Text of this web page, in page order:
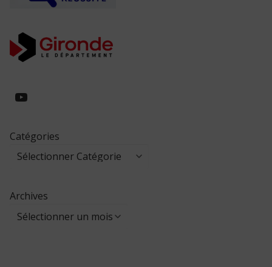
https://www.youtube.com/
Catégories
Archives